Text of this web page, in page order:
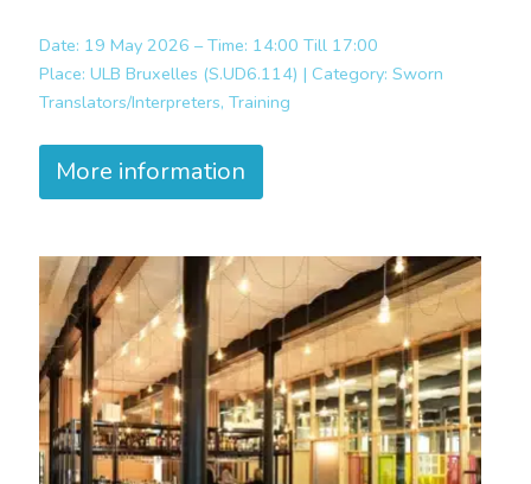
Date: 19 May 2026 – Time: 14:00 Till 17:00
Place: ULB Bruxelles (S.UD6.114) | Category: Sworn
Translators/Interpreters, Training
More information